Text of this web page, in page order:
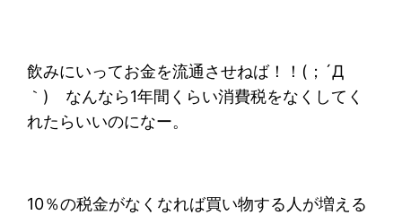
飲みにいってお金を流通させねば！！(；´Д
｀) なんなら1年間くらい消費税をなくしてく
れたらいいのになー。
10％の税金がなくなれば買い物する人が増える